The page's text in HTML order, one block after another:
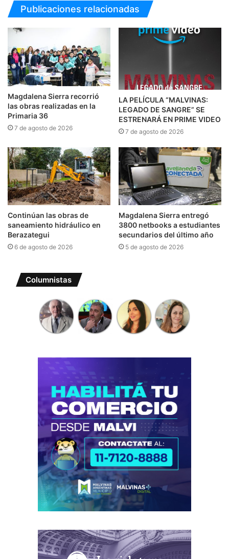
Publicaciones relacionadas
Magdalena Sierra recorrió
las obras realizadas en la
Primaria 36
7 de agosto de 2026
LA PELÍCULA “MALVINAS:
LEGADO DE SANGRE” SE
ESTRENARÁ EN PRIME VIDEO
7 de agosto de 2026
Continúan las obras de
saneamiento hidráulico en
Berazategui
6 de agosto de 2026
Magdalena Sierra entregó
3800 netbooks a estudiantes
secundarios del último año
5 de agosto de 2026
Columnistas